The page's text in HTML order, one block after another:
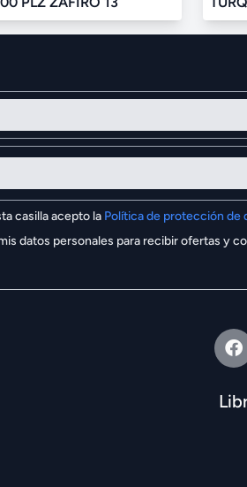
casilla acepto la Política de protección de
datos personales para recibir ofertas y